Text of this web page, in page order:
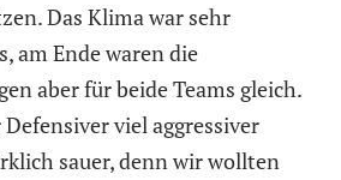
Das Klima war sehr
am Ende waren die
aber für beide Teams gleich.
viel aggressiver
sauer, denn wir wollten